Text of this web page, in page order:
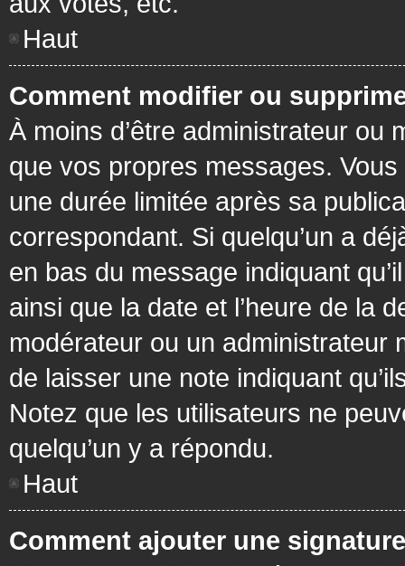
Haut
Comment modifier ou
À moins d’être administrateur ou
que vos propres messages.
une durée limitée après sa
correspondant. Si quelqu’un a
en bas du message indiquant
ainsi que la date et l’heure de la
modérateur ou un administrateur
de laisser une note indiquant
Notez que les utilisateurs ne
quelqu’un y a répondu.
Haut
Comment ajouter une